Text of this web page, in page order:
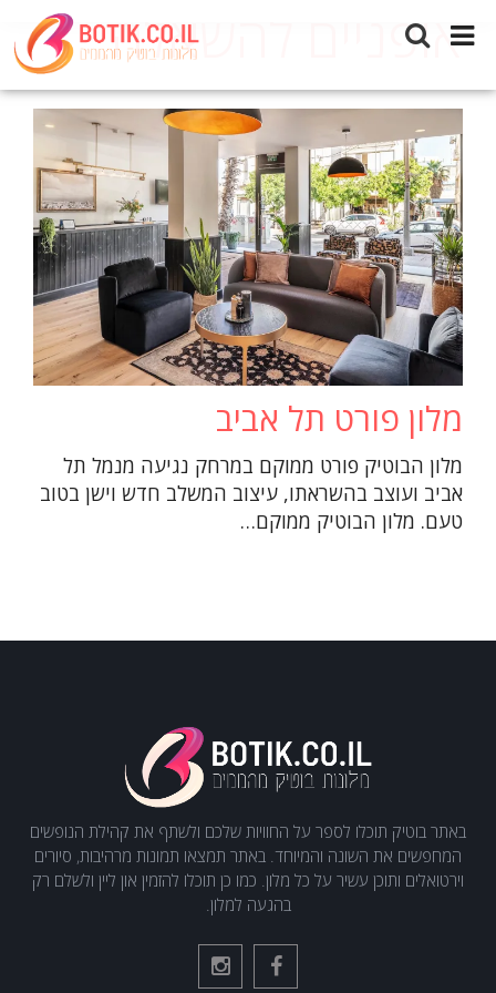
אופניים להשאלה
מלון פורט תל אביב
מלון הבוטיק פורט ממוקם במרחק נגיעה מנמל תל
אביב ועוצב בהשראתו, עיצוב המשלב חדש וישן בטוב
טעם. מלון הבוטיק ממוקם…
באתר בוטיק תוכלו לספר על החוויות שלכם ולשתף את קהילת הנופשים
המחפשים את השונה והמיוחד. באתר תמצאו תמונות מרהיבות, סיורים
וירטואלים ותוכן עשיר על כל מלון. כמו כן תוכלו להזמין און ליין ולשלם רק
בהגעה למלון.